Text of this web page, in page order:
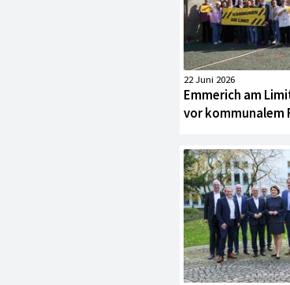
22 Juni 2026
Emmerich am
vor kommunalem